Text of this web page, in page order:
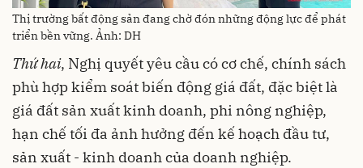
Thị trường bất động sản đang chờ đón những động lực để phát
triển bền vững. Ảnh: DH
Thứ hai, Nghị quyết yêu cầu có cơ chế, chính sách
phù hợp kiểm soát biến động giá đất, đặc biệt là
giá đất sản xuất kinh doanh, phi nông nghiệp,
hạn chế tối đa ảnh hưởng đến kế hoạch đầu tư,
sản xuất - kinh doanh của doanh nghiệp.